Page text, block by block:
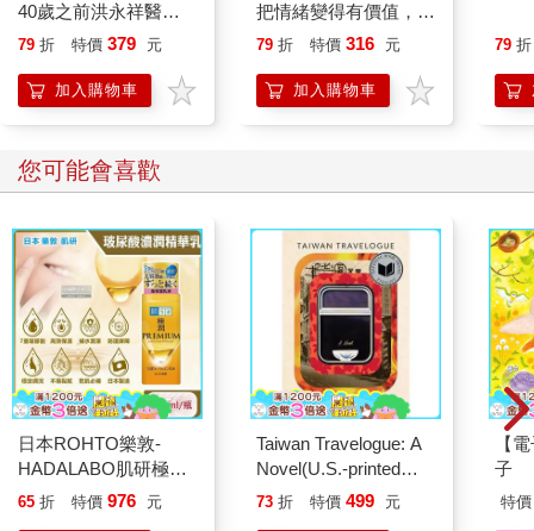
40歲之前洪永祥醫師
就告訴我這些事
79 折 特價 379 元
加入購物車
把情緒變得有價值，跟
誰都能自在相處
79 折 特價 316 元
加入購物車
79 折
您可能會喜歡
日本ROHTO樂敦-
HADALABO肌研極潤
金緻7重玻尿酸高效保
65 折 特價 976 元
Taiwan Travelogue: A
Novel(U.S.-printed
edition)
73 折 特價 499 元
【
子
特價